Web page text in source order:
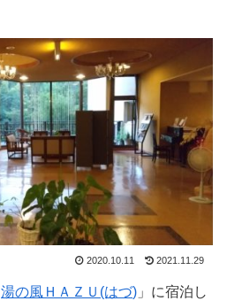
2020.10.11 2021.11.29
湯の風ＨＡＺＵ(はづ) 」に宿泊し